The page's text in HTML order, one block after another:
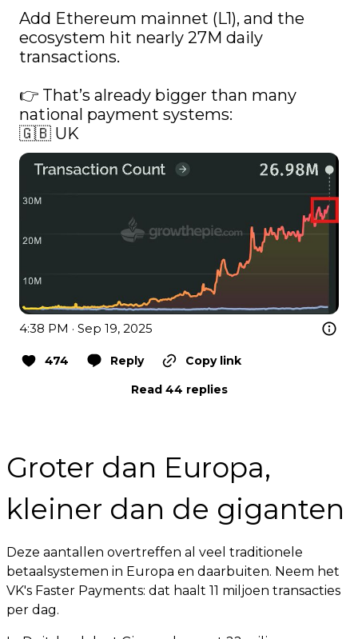
Add Ethereum mainnet (L1), and the
ecosystem hit nearly 27M daily
transactions.
👉 That’s already bigger than many
national payment systems:
🇬🇧 UK
4:38 PM · Sep 19, 2025
474 Reply
Copy link
Read 44 replies
Groter dan Europa,
kleiner dan de giganten
Deze aantallen overtreffen al veel traditionele
betaalsystemen in Europa en daarbuiten. Neem het
VK's Faster Payments: dat haalt 11 miljoen transacties
per dag.